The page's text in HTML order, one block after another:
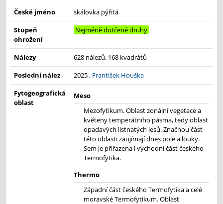
České jméno
skálovka pýřitá
Stupeň
ohrožení
Nejméně dotčené druhy
Nálezy
628 nálezů, 168 kvadrátů
Poslední nález
2025 , František Houška
Fytogeografická
oblast
Meso
Mezofytikum. Oblast zonální vegetace a
květeny temperátního pásma, tedy oblast
opadavých listnatých lesů. Značnou část
této oblasti zaujímají dnes pole a louky.
Sem je přiřazena i východní část českého
Termofytika.
Thermo
Západní část českého Termofytika a celé
moravské Termofytikum. Oblast